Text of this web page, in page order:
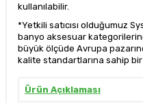
kullanılabilir.
*Yetkili satıcısı olduğumuz
banyo aksesuar
büyük ölçüde Avrupa
kalite standartlarına sahip bir
Ürün Açıklaması